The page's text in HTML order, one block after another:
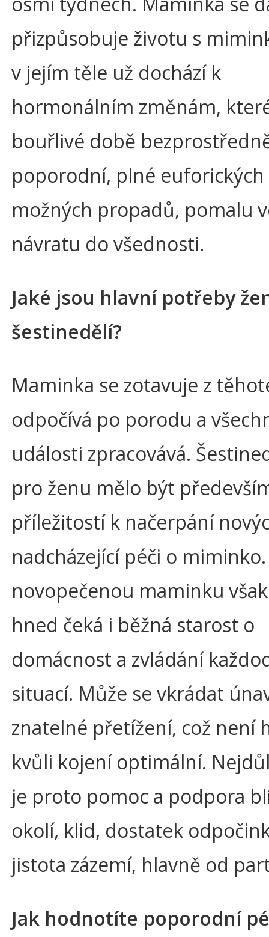
přizpůsobuje životu s
v jejím těle už dochází k
hormonálním změnám,
bouřlivé době
poporodní, plné euforických
možných propadů, pomalu
návratu do všednosti.
Jaké jsou hlavní potřeby
šestinedělí?
Maminka se zotavuje z
odpočívá po porodu a
události zpracovává.
pro ženu mělo být
příležitostí k načerpání
nadcházející péči o
novopečenou maminku
hned čeká i běžná starost o
domácnost a zvládání
situací. Může se vkrádat
znatelné přetížení, což není
kvůli kojení optimální.
je proto pomoc a podpora
okolí, klid, dostatek
jistota zázemí, hlavně od
Jak hodnotíte poporodní